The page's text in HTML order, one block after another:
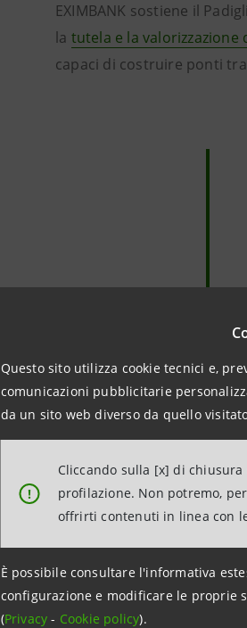
Questo sito utilizza cookie tecnici e,
comunicazioni pubblicitarie
da un sito web diverso da quello
!
Cliccando sulla [x] di
profilazione. Non potremo,
offrirti contenuti in linea con
È possibile consultare l'informativa
configurazione e modificare le proprie
(Privacy- Cookie policy).
EXIMBANK sostiene il
la tutela e la
capaci di costruire ponti
La partecipazione alla
internazionale e di
Chi è EXIMBANK
EXIMBANK è una banca
Banks del Gruppo Intesa